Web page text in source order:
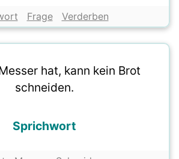
Frage Verderben
hat, kann kein Brot
schneiden.
Sprichwort